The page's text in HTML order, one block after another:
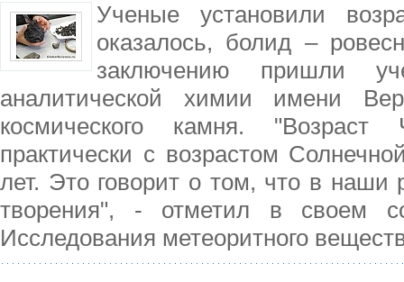
Ученые установили
оказалось, болид –
заключению пришли
аналитической химии имени
космического камня. "Возраст
практически с возрастом
лет. Это говорит о том, что в наши
творения", - отметил в своем
Исследования метеоритного